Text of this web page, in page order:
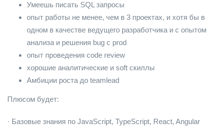
Умеешь писать SQL запросы
опыт работы не менее, чем в 3 проектах, и хотя бы в
одном в качестве ведущего разработчика и с опытом
анализа и решения bug с prod
опыт проведения code review
хорошие аналитические и soft скиллы
Амбиции роста до teamlead
Плюсом будет:
· Базовые знания по JavaScript, TypeScript, React, Angular